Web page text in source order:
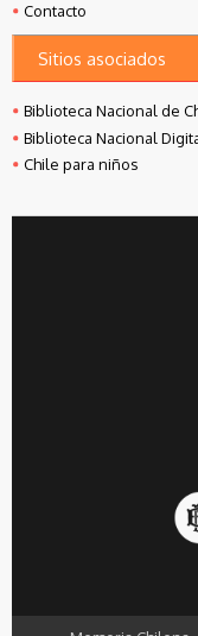
Contacto
Sitios asociados
Biblioteca Nacional de
Biblioteca Nacional
Chile para niños